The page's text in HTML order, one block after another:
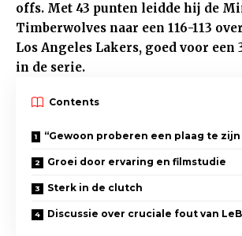
offs. Met 43 punten leidde hij de
Timberwolves naar een 116-113
Los Angeles Lakers, goed voor een
in de serie.
Contents
“Gewoon proberen een plaag te zijn
Groei door ervaring en filmstudie
Sterk in de clutch
Discussie over cruciale fout van